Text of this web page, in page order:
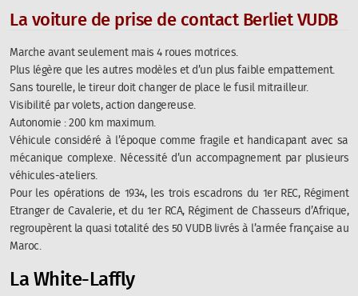
La voiture de prise de contact Berliet VUDB
Marche avant seulement mais 4 roues motrices.
Plus légère que les autres modèles et d’un plus faible empattement.
Sans tourelle, le tireur doit changer de place le fusil mitrailleur.
Visibilité par volets, action dangereuse.
Autonomie : 200 km maximum.
Véhicule considéré à l’époque comme fragile et handicapant avec sa
mécanique complexe. Nécessité d’un accompagnement par plusieurs
véhicules-ateliers.
Pour les opérations de 1934, les trois escadrons du 1er REC, Régiment
Etranger de Cavalerie, et du 1er RCA, Régiment de Chasseurs d’Afrique,
regroupèrent la quasi totalité des 50 VUDB livrés à l’armée française au
Maroc.
La White-Laffly